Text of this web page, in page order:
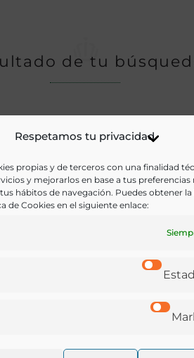
Respetamos tu privacidad
propias y de terceros con una finalidad
y mejorarlos en base a tus
hábitos de navegación. Puedes obtener
de Cookies en el siguiente enlace:
de tu